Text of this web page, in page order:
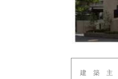
建 築 主